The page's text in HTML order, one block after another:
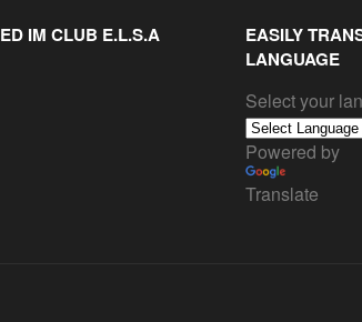
IM CLUB E.L.S.A
EASILY
LANGUAGE
Select your
Powered by
Translate